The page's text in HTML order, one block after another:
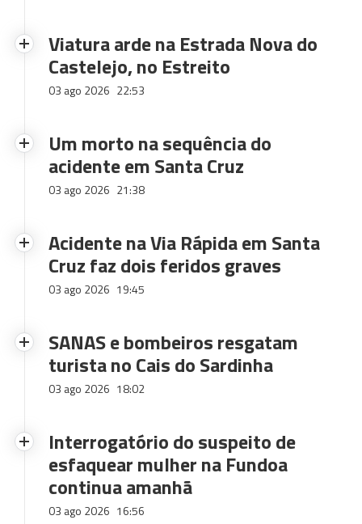
Viatura arde na Estrada Nova do
Castelejo, no Estreito
03 ago 2026 22:53
Um morto na sequência do
acidente em Santa Cruz
03 ago 2026 21:38
Acidente na Via Rápida em Santa
Cruz faz dois feridos graves
03 ago 2026 19:45
SANAS e bombeiros resgatam
turista no Cais do Sardinha
03 ago 2026 18:02
Interrogatório do suspeito de
esfaquear mulher na Fundoa
continua amanhã
03 ago 2026 16:56